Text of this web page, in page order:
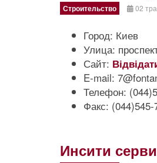
Строительство 02
Город: Киев
Улица:
Сайт:
E-mail:
Телефон:
Факс:
Инсити